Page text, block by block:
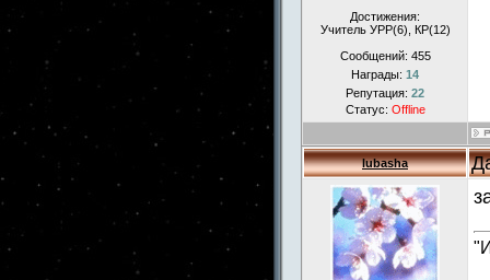
Достижения:
Учитель УРР(6), КР(12)
Сообщений: 455
Награды: 14
Репутация: 22
Статус: Offline
lubasha